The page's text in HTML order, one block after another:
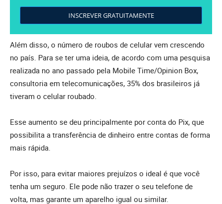
INSCREVER GRATUITAMENTE
Além disso, o número de roubos de celular vem crescendo
no país. Para se ter uma ideia, de acordo com uma pesquisa
realizada no ano passado pela Mobile Time/Opinion Box,
consultoria em telecomunicações, 35% dos brasileiros já
tiveram o celular roubado.
Esse aumento se deu principalmente por conta do Pix, que
possibilita a transferência de dinheiro entre contas de forma
mais rápida.
Por isso, para evitar maiores prejuízos o ideal é que você
tenha um seguro. Ele pode não trazer o seu telefone de
volta, mas garante um aparelho igual ou similar.